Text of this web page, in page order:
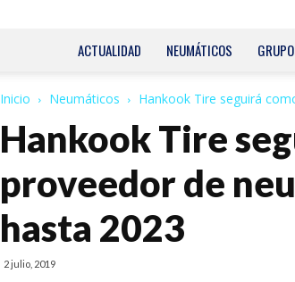
ACTUALIDAD NEUMÁTICOS
Inicio Neumáticos Hankook Tire seguirá
Hankook Tire
proveedor de
hasta 2023
2 julio, 2019